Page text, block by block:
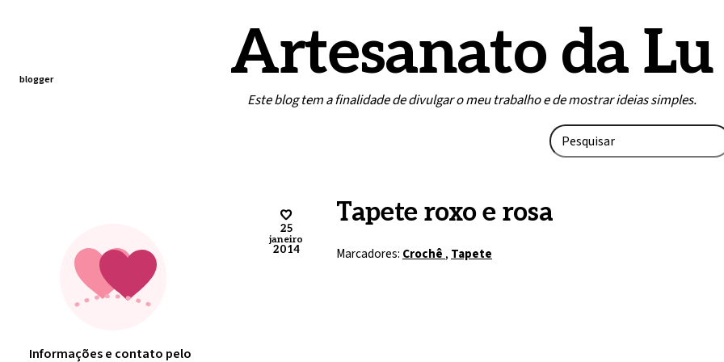
blogger Artesanato da Lu
Este blog tem a finalidade de divulgar o meu trabalho e de mostrar ideias simples.
Informações e contato pelo
Tapete roxo e rosa
Marcadores: Crochê , Tapete
25
janeiro
2014